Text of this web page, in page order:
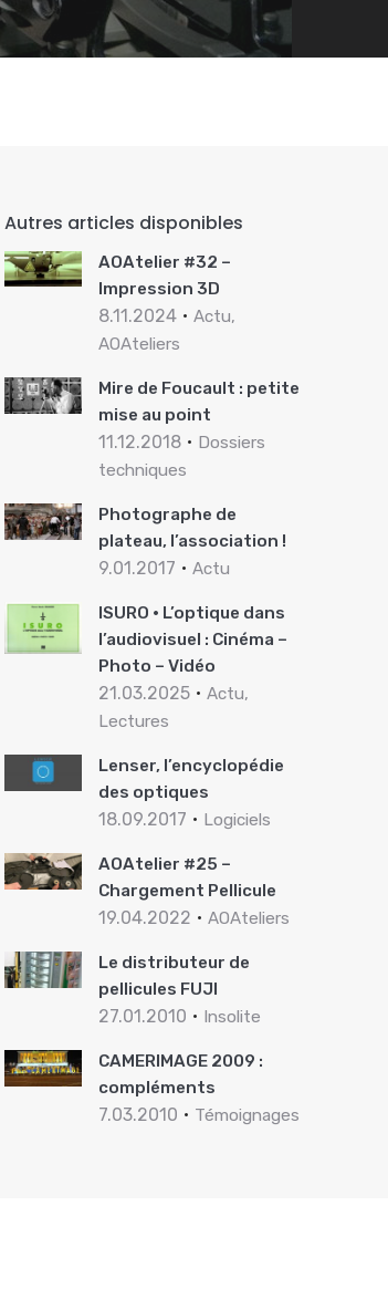
Autres articles disponibles
AOAtelier #32 –
Impression 3D
8.11.2024
Actu,
AOAteliers
Mire de Foucault : petite
mise au point
11.12.2018
Dossiers
techniques
Photographe de
plateau, l’association !
9.01.2017 Actu
ISURO · L’optique dans
l’audiovisuel : Cinéma –
Photo – Vidéo
21.03.2025
Actu,
Lectures
Lenser, l’encyclopédie
des optiques
18.09.2017 Logiciels
AOAtelier #25 –
Chargement Pellicule
19.04.2022 AOAteliers
Le distributeur de
pellicules FUJI
27.01.2010 Insolite
CAMERIMAGE 2009 :
compléments
7.03.2010 Témoignages